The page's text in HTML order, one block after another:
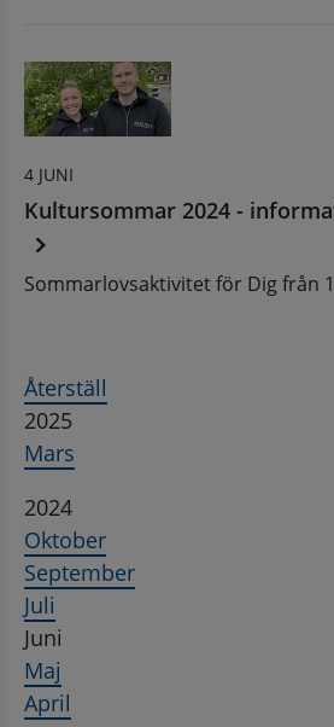
4 JUNI
Kultursommar 2024 -
Sommarlovsaktivitet för Dig från
Återställ
2025
Mars
2024
Oktober
September
Juli
Juni
Maj
April